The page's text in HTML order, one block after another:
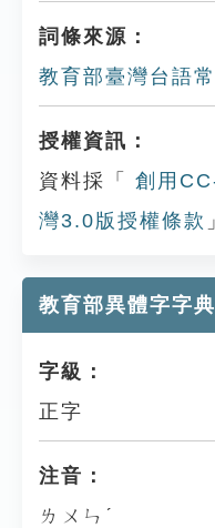
詞條來源：
教育部臺灣台語
授權資訊：
資料採「
創用
灣3.0版授權條款
教育部異體字字典
字級：
正字
注音：
ㄌㄨㄣˊ